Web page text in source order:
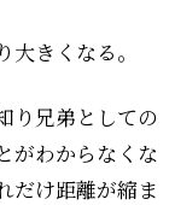
きくなる。
り兄弟としての
がわからなくな
だけ距離が縮ま